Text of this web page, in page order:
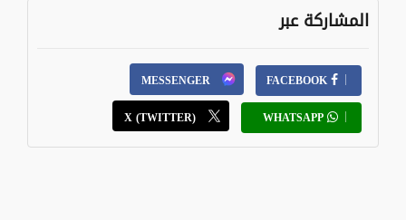
المشاركة عبر
FACEBOOK
MESSENGER
WHATSAPP
X (TWITTER)